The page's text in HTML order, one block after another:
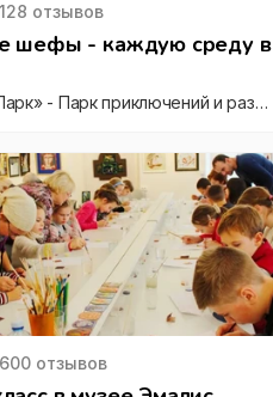
128 отзывов
шефы - каждую среду в
«Мисти Парк» - Парк приключений и развлечений в Ярославле
600 отзывов